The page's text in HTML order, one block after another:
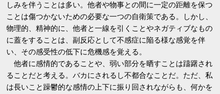
しみを伴うことは多い。他者や物事との間に一定の距離を保つ
ことは傷つかないための必要な一つの自衛策である。しかし、
物理的、精神的に、他者と一線を引くことやネガティブなもの
に蓋をすることは、副反応として不感症に陥る様な感覚を伴
い、その感受性の低下に危機感を覚える。
他者に感情的であることや、弱い部分を晒すことは躊躇され
ることだと考える。バカにされるし不都合なことだ。ただ、私
は長いこと躁鬱的な感情の上下に振り回されながらも、何かを